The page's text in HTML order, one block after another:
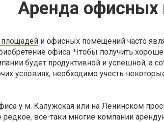
Аренда
и офисных помещений часто
офиса. Чтобы получить
будет продуктивной и успешной, а
условиях, необходимо учесть
у м. Калужская или на Ленинском
редкое, все-таки многие компании